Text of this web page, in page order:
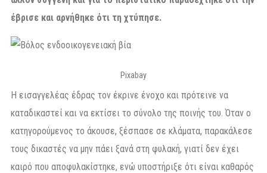
έβρισε και αρνήθηκε ότι τη χτύπησε.
Pixabay
Η εισαγγελέας έδρας τον έκρινε ένοχο και πρότεινε να
καταδικαστεί και να εκτίσει το σύνολο της ποινής του. Όταν ο
κατηγορούμενος το άκουσε, ξέσπασε σε κλάματα, παρακάλεσε
τους δικαστές να μην πάει ξανά στη φυλακή, γιατί δεν έχει
καιρό που αποφυλακίστηκε, ενώ υποστήριξε ότι είναι καθαρός